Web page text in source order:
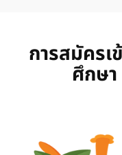
การสมัคร
ศึกษา